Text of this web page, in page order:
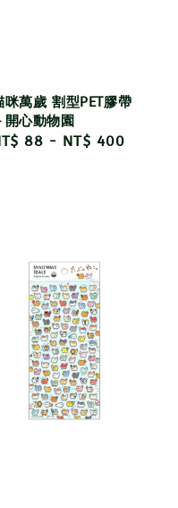
咪萬歲 割型PET膠帶
開心動物園
88 - NT$ 400